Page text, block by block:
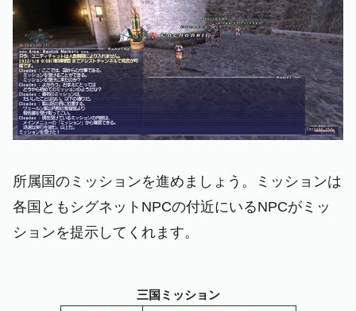
所属国のミッションを進めましょう。ミッションは
各国ともシグネットNPCの付近にいるNPCがミッ
ションを提示してくれます。
三国ミッション